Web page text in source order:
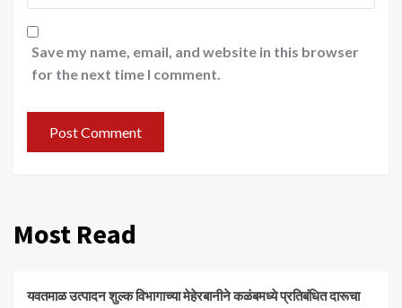
Save my name, email, and website in this browser
for the next time I comment.
Most Read
यवतमाळ उत्पादन शुल्क विभागाच्या मेहेरबानीने कळंबमध्ये प्रतिबंधित दारूचा